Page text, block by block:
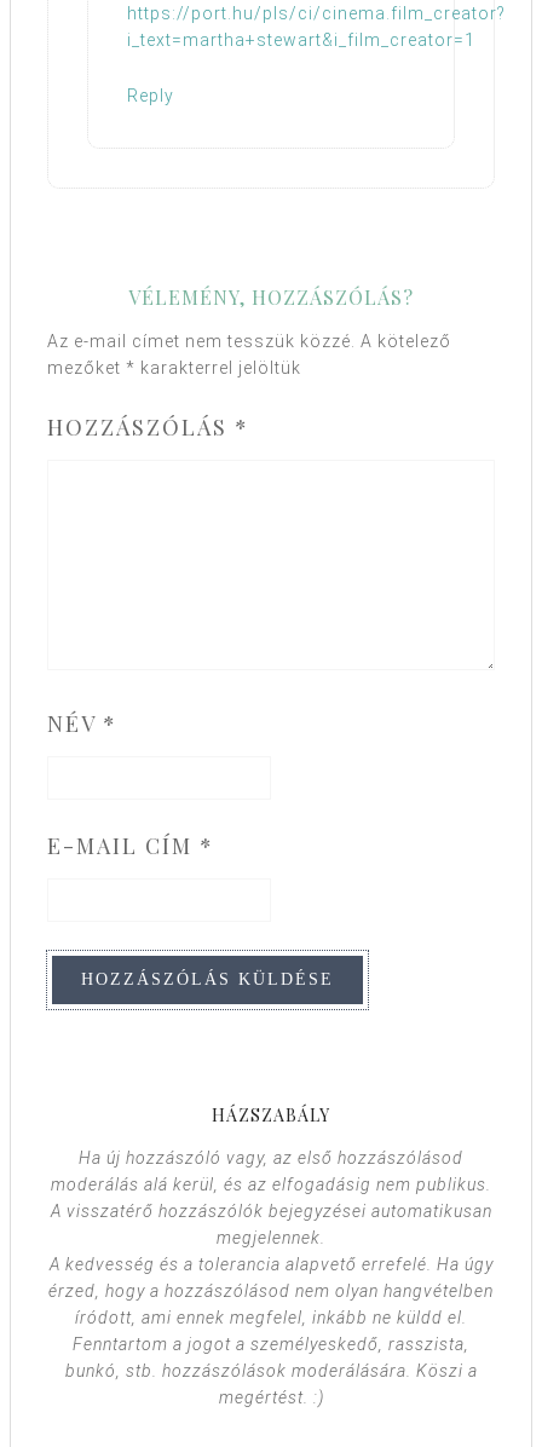
https://port.hu/pls/ci/cinema.film_creator?
i_text=martha+stewart&i_film_creator=1
Reply
VÉLEMÉNY, HOZZÁSZÓLÁS?
Az e-mail címet nem tesszük közzé. A kötelező
mezőket * karakterrel jelöltük
HOZZÁSZÓLÁS *
NÉV *
E-MAIL CÍM *
HÁZSZABÁLY
Ha új hozzászóló vagy, az első hozzászólásod
moderálás alá kerül, és az elfogadásig nem publikus.
A visszatérő hozzászólók bejegyzései automatikusan
megjelennek.
A kedvesség és a tolerancia alapvető errefelé. Ha úgy
érzed, hogy a hozzászólásod nem olyan hangvételben
íródott, ami ennek megfelel, inkább ne küldd el.
Fenntartom a jogot a személyeskedő, rasszista,
bunkó, stb. hozzászólások moderálására. Köszi a
megértést. :)